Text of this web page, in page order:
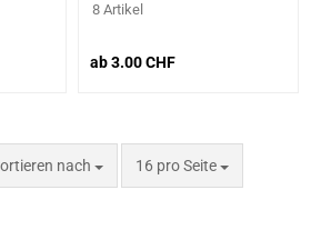
8 Artikel
ab 3.00 CHF
nach 16 pro Seite